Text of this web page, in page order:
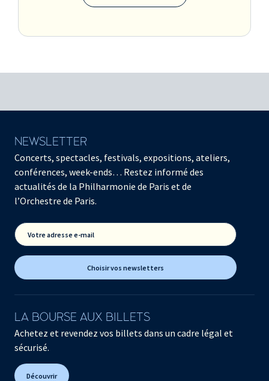
NEWSLETTER
Concerts, spectacles, festivals, expositions, ateliers,
conférences, week-ends… Restez informé des
actualités de la Philharmonie de Paris et de
l’Orchestre de Paris.
Votre adresse e-mail
Choisir vos newsletters
LA BOURSE AUX BILLETS
Achetez et revendez vos billets dans un cadre légal et
sécurisé.
Découvrir